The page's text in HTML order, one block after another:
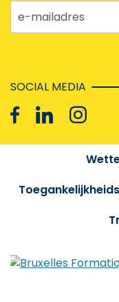
e-mailadres
SOCIAL MEDIA